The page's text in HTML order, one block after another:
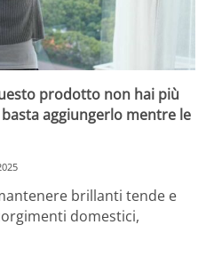
prodotto non hai più
aggiungerlo mentre le
brillanti tende e
domestici,